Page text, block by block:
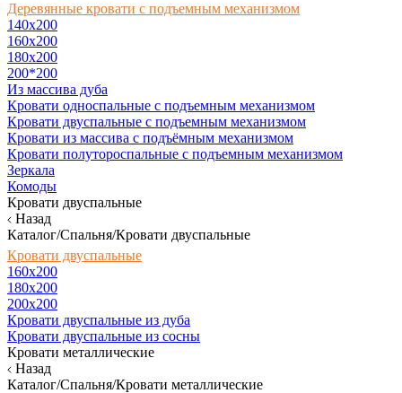
Деревянные кровати с подъемным механизмом
140x200
160х200
180х200
200*200
Из массива дуба
Кровати односпальные с подъемным механизмом
Кровати двуспальные с подъемным механизмом
Кровати из массива с подъёмным механизмом
Кровати полутороспальные с подъемным механизмом
Зеркала
Комоды
Кровати двуспальные
Назад
Каталог/Спальня/Кровати двуспальные
Кровати двуспальные
160х200
180x200
200x200
Кровати двуспальные из дуба
Кровати двуспальные из сосны
Кровати металлические
Назад
Каталог/Спальня/Кровати металлические